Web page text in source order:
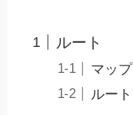
ルート
マップ
ルート